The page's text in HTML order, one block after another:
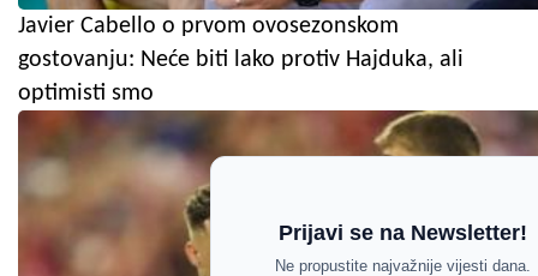
Javier Cabello o prvom ovosezonskom
gostovanju: Neće biti lako protiv Hajduka, ali
optimisti smo
Prijavi se na Newsletter!
Ne propustite najvažnije vijesti dana.